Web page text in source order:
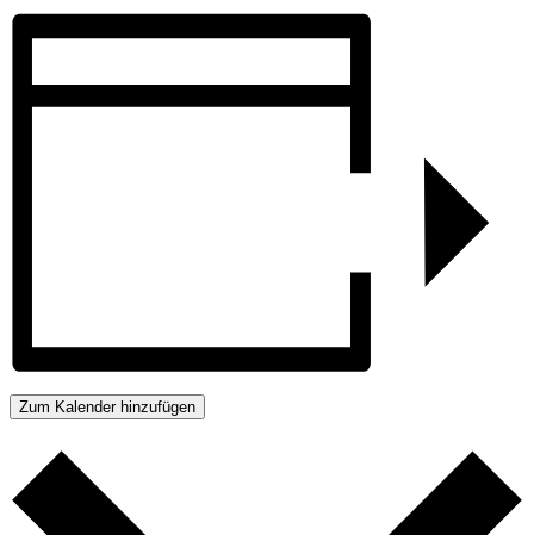
Zum Kalender hinzufügen